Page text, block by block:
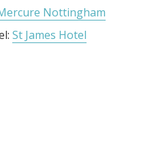
Nottingham
St James Hotel